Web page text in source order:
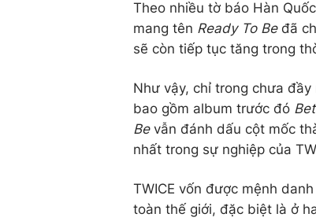
Theo nhiều tờ báo Hàn
mang tên Ready To Beđã
sẽ còn tiếp tục tăng trong
Như vậy, chỉ trong chưa
bao gồm album trước đó
Bevẫn đánh dấu cột mốc
nhất trong sự nghiệp của
TWICE vốn được mệnh
toàn thế giới, đặc biệt là ở